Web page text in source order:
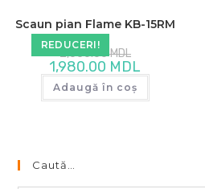
REDUCERI!
Scaun pian Flame KB-15RM
2,050.00MDL
inițial
a
fost:
2,050.00 MDL.
1,980.00 MDLcurent
1,980.00 MDL.
Adaugă în coș
Caută…